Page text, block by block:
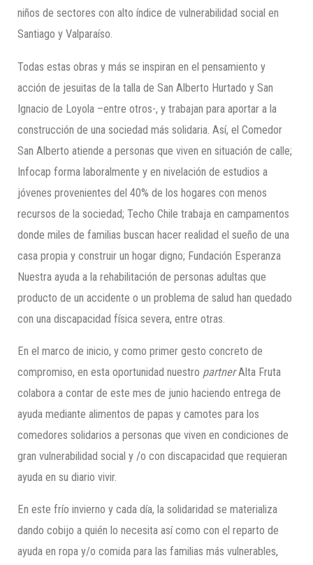
niños de sectores con alto índice de vulnerabilidad social en
Santiago y Valparaíso.
Todas estas obras y más se inspiran en el pensamiento y
acción de jesuitas de la talla de San Alberto Hurtado y San
Ignacio de Loyola –entre otros-, y trabajan para aportar a la
construcción de una sociedad más solidaria. Así, el Comedor
San Alberto atiende a personas que viven en situación de calle;
Infocap forma laboralmente y en nivelación de estudios a
jóvenes provenientes del 40% de los hogares con menos
recursos de la sociedad; Techo Chile trabaja en campamentos
donde miles de familias buscan hacer realidad el sueño de una
casa propia y construir un hogar digno; Fundación Esperanza
Nuestra ayuda a la rehabilitación de personas adultas que
producto de un accidente o un problema de salud han quedado
con una discapacidad física severa, entre otras.
En el marco de inicio, y como primer gesto concreto de
compromiso, en esta oportunidad nuestro partnerAlta Fruta
colabora a contar de este mes de junio haciendo entrega de
ayuda mediante alimentos de papas y camotes para los
comedores solidarios a personas que viven en condiciones de
gran vulnerabilidad social y /o con discapacidad que requieran
ayuda en su diario vivir.
En este frío invierno y cada día, la solidaridad se materializa
dando cobijo a quién lo necesita así como con el reparto de
ayuda en ropa y/o comida para las familias más vulnerables,